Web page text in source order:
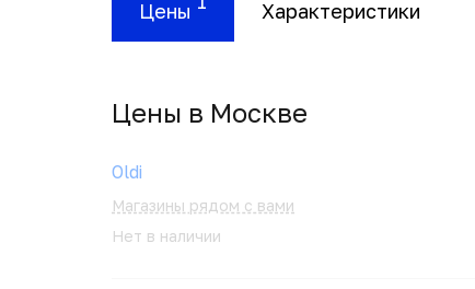
Цены Характеристики
Цены в Москвe
Oldi
Магазины рядом с вами
Нет в наличии